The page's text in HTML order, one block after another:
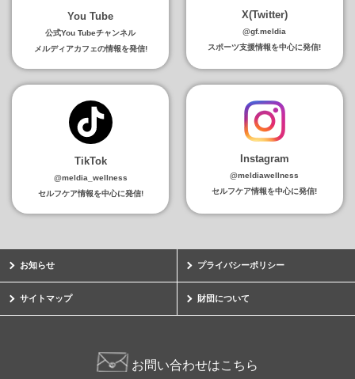
You Tube
公式You Tubeチャンネル
メルディアカフェの情報を発信!
X(Twitter)
@gf.meldia
スポーツ支援情報を中心に発信!
TikTok
@meldia_wellness
セルフケア情報を中心に発信!
Instagram
@meldiawellness
セルフケア情報を中心に発信!
お知らせ プライバシーポリシー
サイトマップ 財団について
お問い合わせはこちら